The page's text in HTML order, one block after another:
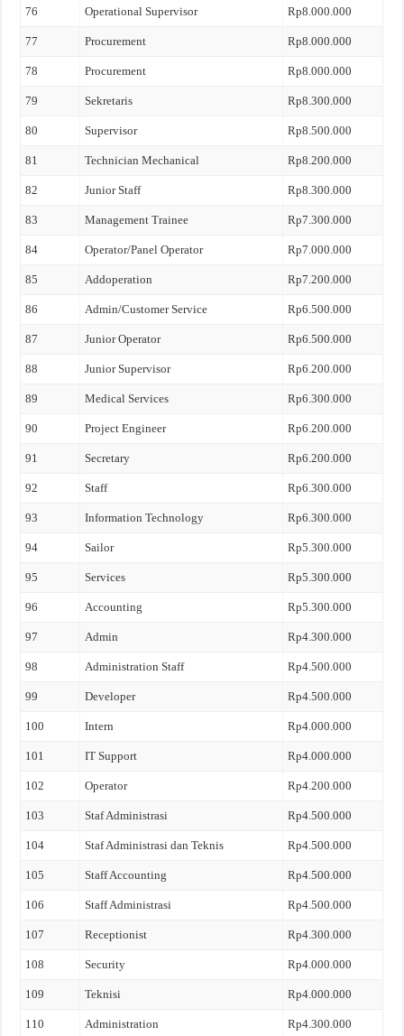
76 Operational Supervisor Rp8.000.000
77 Procurement Rp8.000.000
78 Procurement Rp8.000.000
79 Sekretaris Rp8.300.000
80 Supervisor Rp8.500.000
81 Technician Mechanical Rp8.200.000
82 Junior Staff Rp8.300.000
83 Management Trainee Rp7.300.000
84 Operator/Panel Operator Rp7.000.000
85 Addoperation Rp7.200.000
86 Admin/Customer Service Rp6.500.000
87 Junior Operator Rp6.500.000
88 Junior Supervisor Rp6.200.000
89 Medical Services Rp6.300.000
90 Project Engineer Rp6.200.000
91 Secretary Rp6.200.000
92 Staff Rp6.300.000
93 Information Technology Rp6.300.000
94 Sailor Rp5.300.000
95 Services Rp5.300.000
96 Accounting Rp5.300.000
97 Admin Rp4.300.000
98 Administration Staff Rp4.500.000
99 Developer Rp4.500.000
100 Intern Rp4.000.000
101 IT Support Rp4.000.000
102 Operator Rp4.200.000
103 Staf Administrasi Rp4.500.000
104 Staf Administrasi dan Teknis Rp4.500.000
105 Staff Accounting Rp4.500.000
106 Staff Administrasi Rp4.500.000
107 Receptionist Rp4.300.000
108 Security Rp4.000.000
109 Teknisi Rp4.000.000
110 Administration Rp4.300.000